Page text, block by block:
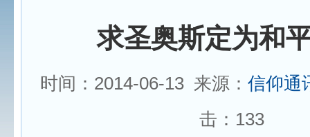
求圣奥斯定为和
时间：2014-06-13 来源： 信仰通
击： 133